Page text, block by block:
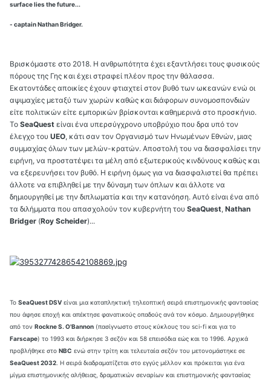
surface lies the future...
- captain Nathan Bridger.
Βρισκόμαστε στο 2018. Η ανθρωπότητα έχει εξαντλήσει τους φυσικούς
πόρους της Γης και έχει στραφεί πλέον προς την θάλασσα.
Εκατοντάδες αποικίες έχουν φτιαχτεί στον βυθό των ωκεανών ενώ οι
αψιμαχίες μεταξύ των χωρών καθώς και διάφορων συνομοσπονδιών
είτε πολιτικών είτε εμπορικών βρίσκονται καθημερινά στο προσκήνιο.
Το SeaQuest είναι ένα υπερσύγχρονο υποβρύχιο που δρα υπό τον
έλεγχο του UEO, κάτι σαν τον Οργανισμό των Ηνωμένων Εθνών, μιας
συμμαχίας όλων των μελών-κρατών. Αποστολή του να διασφαλίσει την
ειρήνη, να προστατέψει τα μέλη από εξωτερικούς κινδύνους καθώς και
να εξερευνήσει τον βυθό. Η ειρήνη όμως για να διασφαλιστεί θα πρέπει
άλλοτε να επιβληθεί με την δύναμη των όπλων και άλλοτε να
δημιουργηθεί με την διπλωματία και την κατανόηση. Αυτό είναι ένα από
τα διλήμματα που απασχολούν τον κυβερνήτη του SeaQuest, Nathan
Bridger (Roy Scheider)...
To SeaQuest DSV είναι μια καταπληκτική τηλεοπτική σειρά επιστημονικής φαντασίας
που άφησε εποχή και απέκτησε φανατικούς οπαδούς ανά τον κόσμο. Δημιουργήθηκε
από τον Rockne S. O'Bannon (πασίγνωστο στους κύκλους του sci-fi και για το
Farscape) το 1993 και διήρκησε 3 σεζόν και 58 επεισόδια εώς και το 1996. Αρχικά
προβλήθηκε στο NBC ενώ στην τρίτη και τελευταία σεζόν του μετονομάστηκε σε
SeaQuest 2032 . Η σειρά διαδραματίζεται στο εγγύς μέλλον και πρόκειται για ένα
μίγμα επιστημονικής αλήθειας, δραματικών σεναρίων και επιστημονικής φαντασίας